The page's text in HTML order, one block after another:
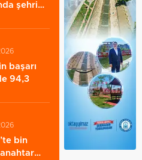
şehri
başarı
94,3
bin